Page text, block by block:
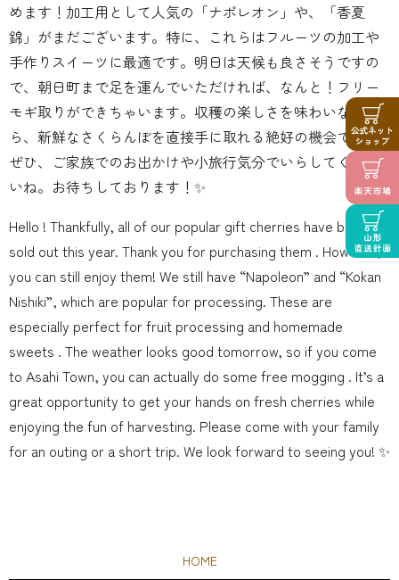
めます！加工用として人気の「ナポレオン」や、「香夏
錦」がまだございます。特に、これらはフルーツの加工や
手作りスイーツに最適です。明日は天候も良さそうですの
で、朝日町まで足を運んでいただければ、なんと！フリー
モギ取りができちゃいます。収穫の楽しさを味わいなが
ら、新鮮なさくらんぼを直接手に取れる絶好の機会です。
ぜひ、ご家族でのお出かけや小旅行気分でいらしてくださ
いね。お待ちしております！✨
Hello ! Thankfully, all of our popular gift cherries have been
sold out this year. Thank you for purchasing them . However,
you can still enjoy them! We still have “Napoleon” and “Kokan
Nishiki”, which are popular for processing. These are
especially perfect for fruit processing and homemade
sweets . The weather looks good tomorrow, so if you come
to Asahi Town, you can actually do some free mogging . It’s a
great opportunity to get your hands on fresh cherries while
enjoying the fun of harvesting. Please come with your family
for an outing or a short trip. We look forward to seeing you! ✨
HOME